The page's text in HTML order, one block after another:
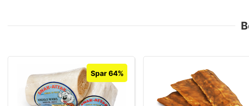
Spar 64%